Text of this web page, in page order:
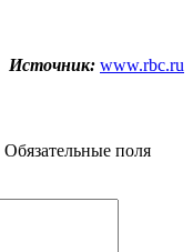
Источник: www.rbc.ru
Обязательные поля